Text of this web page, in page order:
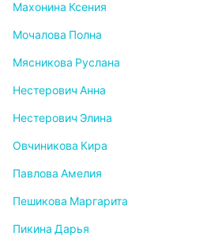
Махонина Ксения
Мочалова Полна
Мясникова Руслана
Нестерович Анна
Нестерович Элина
Овчиникова Кира
Павлова Амелия
Пешикова Маргарита
Пикина Дарья